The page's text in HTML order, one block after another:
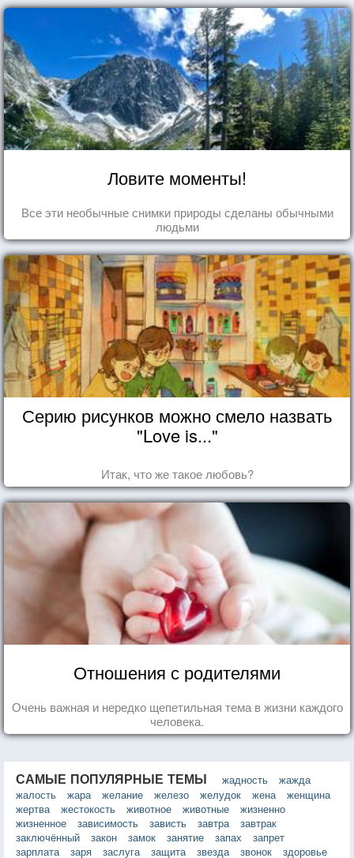
Ловите моменты!
Все эти необычные снимки природы сделаны обычными
людьми
Серию рисунков можно смело назвать
"Love is..."
Итак, что же такое любовь?
Отношения с родителями
Очень важная и нередко щепетильная тема в жизни каждого
человека.
САМЫЕ ПОПУЛЯРНЫЕ ТЕМЫ жадность
жажда
жалость
жара желание железо желудок жена
женщина
жертва
жестокость животное животные
жизненно
жизненное
зависимость зависть завтра
завтрак
заключённый
закон замок занятие запах
запрет
зарплата
заря заслуга защита звезда звонок
здоровье